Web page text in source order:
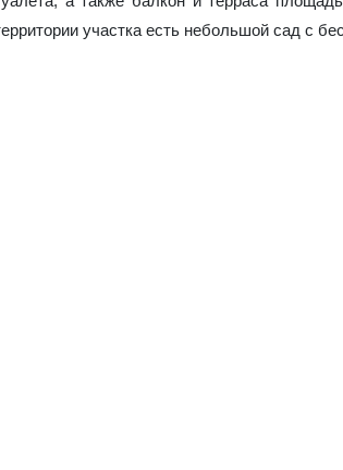
участка есть небольшой сад с